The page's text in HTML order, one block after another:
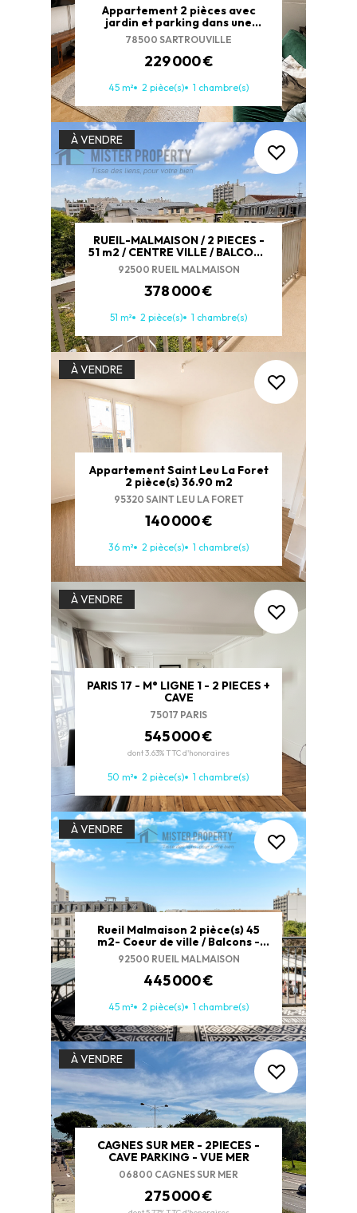
Appartement 2 pièces avec
jardin et parking dans une
résidence récente
78500 SARTROUVILLE
229 000 €
45 m² 2 pièce(s) 1 chambre(s)
RUEIL-MALMAISON / 2 PIECES -
51 m2 / CENTRE VILLE / BALCON -
CAVE - PARKING
92500 RUEIL MALMAISON
378 000 €
51 m² 2 pièce(s) 1 chambre(s)
À VENDRE
Appartement Saint Leu La Foret
2 pièce(s) 36.90 m2
95320 SAINT LEU LA FORET
140 000 €
36 m² 2 pièce(s) 1 chambre(s)
À VENDRE
PARIS 17 - M° LIGNE 1 - 2 PIECES +
CAVE
75017 PARIS
545 000 €
dont 3.63% TTC d'honoraires
50 m² 2 pièce(s) 1 chambre(s)
À VENDRE
Rueil Malmaison 2 pièce(s) 45
m2- Coeur de ville / Balcons -
Cave-Parking
92500 RUEIL MALMAISON
445 000 €
45 m² 2 pièce(s) 1 chambre(s)
À VENDRE
CAGNES SUR MER - 2PIECES -
CAVE PARKING - VUE MER
06800 CAGNES SUR MER
275 000 €
À VENDRE